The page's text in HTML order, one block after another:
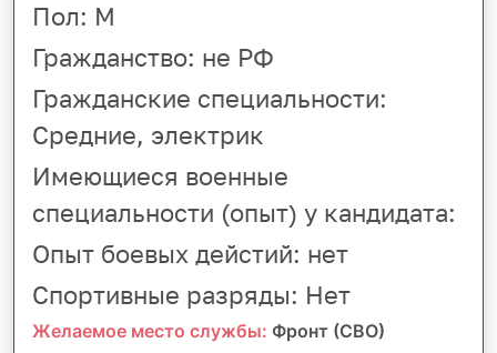
Пол: М
Гражданство: не РФ
Гражданские специальности:
Средние, электрик
Имеющиеся военные
специальности (опыт) у кандидата:
Опыт боевых дейстий: нет
Спортивные разряды: Нет
Желаемое место службы: Фронт (СВО)